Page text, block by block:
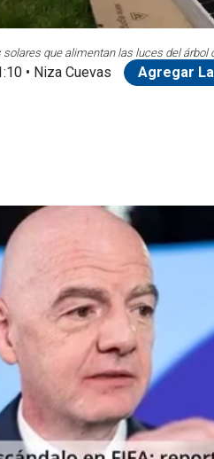
que alimentan las luces del
• Niza Cuevas Agregar